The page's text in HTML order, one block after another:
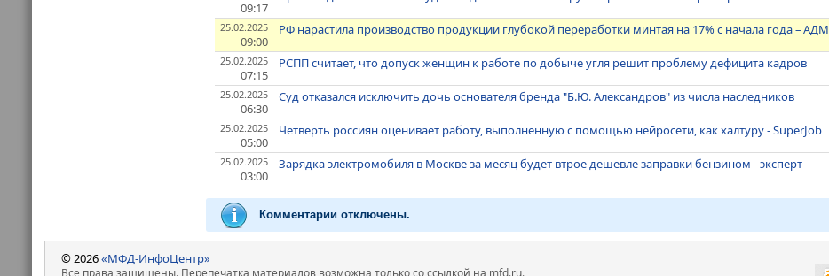
09:17
25.02.2025
09:00
РФ нарастила производство продукции глубокой переработки минтая на 17% с начала года – АДМ
25.02.2025
07:15
РСПП считает, что допуск женщин к работе по добыче угля решит проблему дефицита кадров
25.02.2025
06:30
Суд отказался исключить дочь основателя бренда "Б.Ю. Александров" из числа наследников
25.02.2025
05:00
Четверть россиян оценивает работу, выполненную с помощью нейросети, как халтуру - SuperJob
25.02.2025
03:00
Зарядка электромобиля в Москве за месяц будет втрое дешевле заправки бензином - эксперт
Комментарии отключены.
© 2026«МФД-ИнфоЦентр»
Все права защищены. Перепечатка материалов возможна только со ссылкой на mfd.ru.